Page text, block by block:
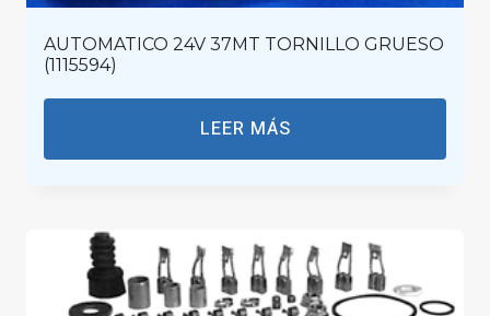
AUTOMATICO 24V 37MT TORNILLO GRUESO
(1115594)
LEER MÁS